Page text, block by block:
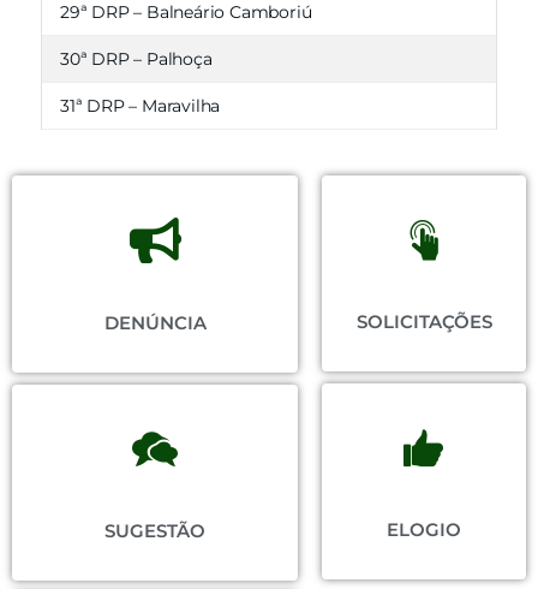
29ª DRP – Balneário Camboriú
30ª DRP – Palhoça
31ª DRP – Maravilha
DENÚNCIA
SUGESTÃO
SOLICITAÇÕES
ELOGIO